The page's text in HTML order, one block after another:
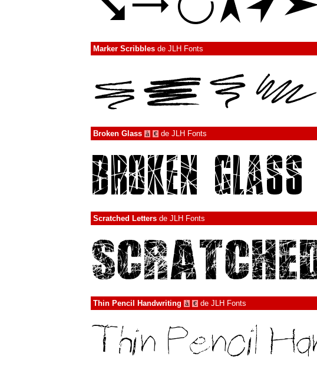
Marker Scribbles de JLH Fonts
Broken Glass à € de JLH Fonts
Scratched Letters de JLH Fonts
Thin Pencil Handwriting à € de JLH Fonts